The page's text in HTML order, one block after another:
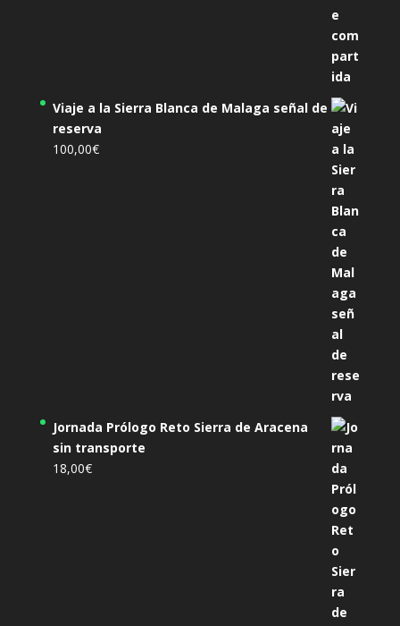
Viaje a la Sierra Blanca de Malaga señal de
reserva
100,00€
Jornada Prólogo Reto Sierra de Aracena
sin transporte
18,00€